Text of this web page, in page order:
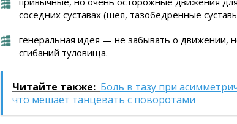
соседних суставах (шея, тазобедренные
генеральная идея — не забывать о движении,
сгибаний туловища.
Читайте также: Боль в тазу при
что мешает танцевать с поворотами